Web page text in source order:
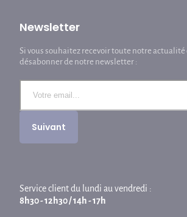
Newsletter
Si vous souhaitez recevoir toute notre actualité
désabonner de notre newsletter :
Service client du lundi au vendredi :
8h30 - 12h30 / 14h - 17h